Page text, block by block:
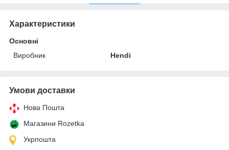
Характеристики
Основні
Виробник
Hendi
Умови доставки
Нова Пошта
Магазини Rozetka
Укрпошта